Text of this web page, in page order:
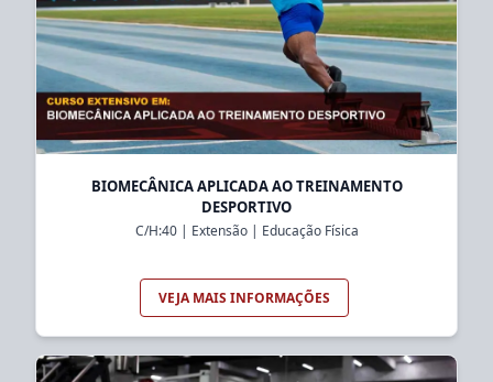
BIOMECÂNICA APLICADA AO TREINAMENTO
DESPORTIVO
C/H:40| Extensão| Educação Física
VEJA MAIS INFORMAÇÕES